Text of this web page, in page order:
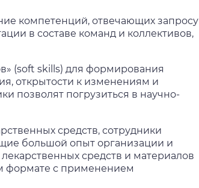
компетенций, отвечающих запросу
в составе команд и коллективов,
(soft skills) для формирования
открытости к изменениям и
позволят погрузиться в научно-
средств, сотрудники
большой опыт организации и
средств и материалов
формате с применением